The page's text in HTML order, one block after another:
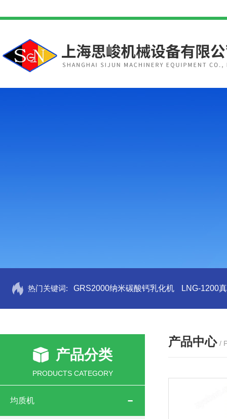
热门关键词: GRS2000纳米碳酸钙乳化机 LNG-1200
产品分类
PRODUCTS CATEGORY
均质机
产品中心 /